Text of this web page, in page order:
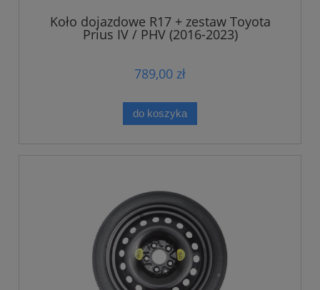
Koło dojazdowe R17 + zestaw Toyota
Prius IV / PHV (2016-2023)
789,00 zł
do koszyka